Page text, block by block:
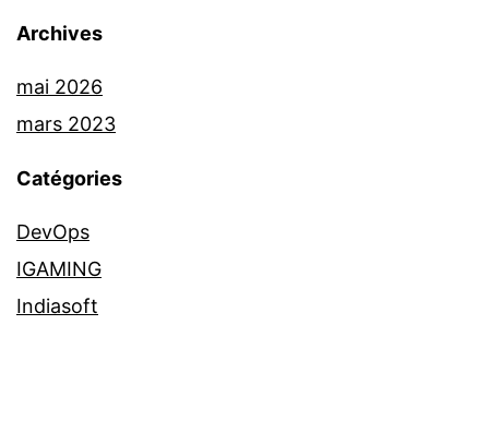
Archives
mai 2026
mars 2023
Catégories
DevOps
IGAMING
Indiasoft